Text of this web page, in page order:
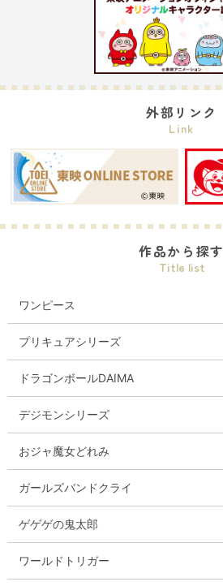
外部リンク
Link
作品から探す
Title list
ワンピース
プリキュアシリーズ
ドラゴンボールDAIMA
デジモンシリーズ
おジャ魔女どれみ
ガールズバンドクライ
ゲゲゲの鬼太郎
ワールドトリガー